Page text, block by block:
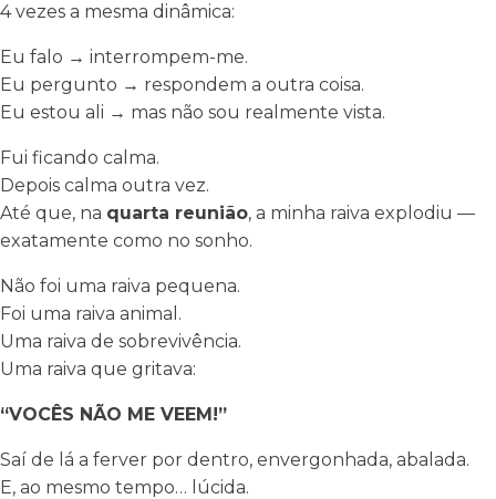
4 vezes a mesma dinâmica:
Eu falo → interrompem-me.
Eu pergunto → respondem a outra coisa.
Eu estou ali → mas não sou realmente vista.
Fui ficando calma.
Depois calma outra vez.
Até que, na quarta reunião, a minha raiva explodiu —
exatamente como no sonho.
Não foi uma raiva pequena.
Foi uma raiva animal.
Uma raiva de sobrevivência.
Uma raiva que gritava:
“VOCÊS NÃO ME VEEM!”
Saí de lá a ferver por dentro, envergonhada, abalada.
E, ao mesmo tempo… lúcida.